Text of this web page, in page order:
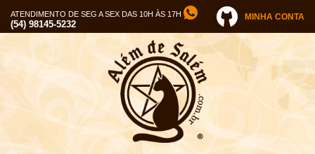
ATENDIMENTO DE SEG A SEX DAS 10H ÀS 17H
(54) 98145-5232
MINHA CONTA